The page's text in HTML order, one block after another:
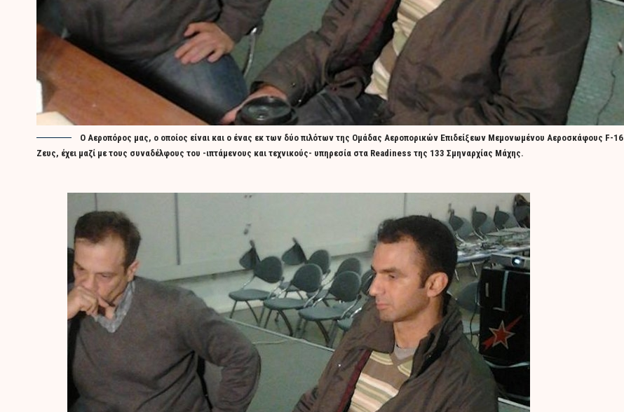
Ο Αεροπόρος μας, ο οποίος είναι και ο ένας εκ των δύο πιλότων της Ομάδας Αεροπορικών Επιδείξεων Μεμονωμένου Αεροσκάφους F-16
Ζευς, έχει μαζί με τους συναδέλφους του -ιπτάμενους και τεχνικούς- υπηρεσία στα Readiness της 133 Σμηναρχίας Μάχης.